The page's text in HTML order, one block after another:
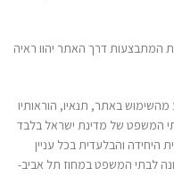
המתבצעות דרך האתר יהוו ראיה
מהשימוש באתר, תנאיו, הוראותיו
המשפט של מדינת ישראל בלבד
היחידה והבלעדית בכל עניין
לבתי המשפט במחוז תל אביב-